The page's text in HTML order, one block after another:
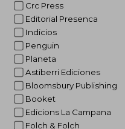
Crc Press
Editorial Presenca
Indicios
Penguin
Planeta
Astiberri Ediciones
Bloomsbury Publishing
Booket
Edicions La Campana
Folch & Folch